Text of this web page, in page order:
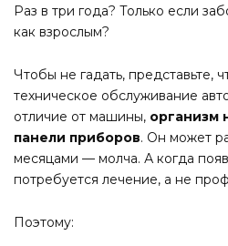
Раз в три года? Только если
как взрослым?
Чтобы не гадать, представьте,
техническое обслуживание
отличие от машины, организм
панели приборов. Он может
месяцами — молча. А когда
потребуется лечение, а не
Поэтому: